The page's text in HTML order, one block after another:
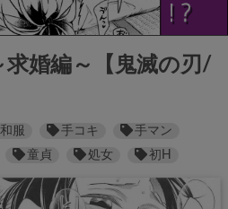
求婚編～【鬼滅の刃/
和服 手コキ
手マン
童貞 処女 初H